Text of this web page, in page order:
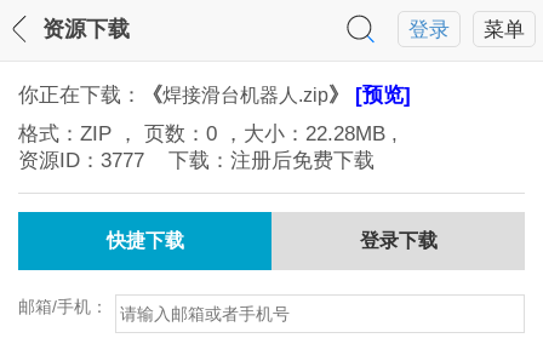
菜单
登录
资源下载
你正在下载： 《焊接滑台机器人.zip》 [预览]
格式： ZIP ， 页数： 0 ，大小： 22.28MB ,
资源ID： 3777 下载：注册后免费下载
快捷下载 登录下载
邮箱/手机：